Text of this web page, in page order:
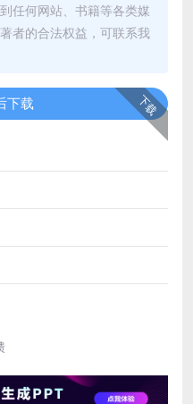
任何网站、书籍等各类媒
者的合法权益，可联系我
下载
下载